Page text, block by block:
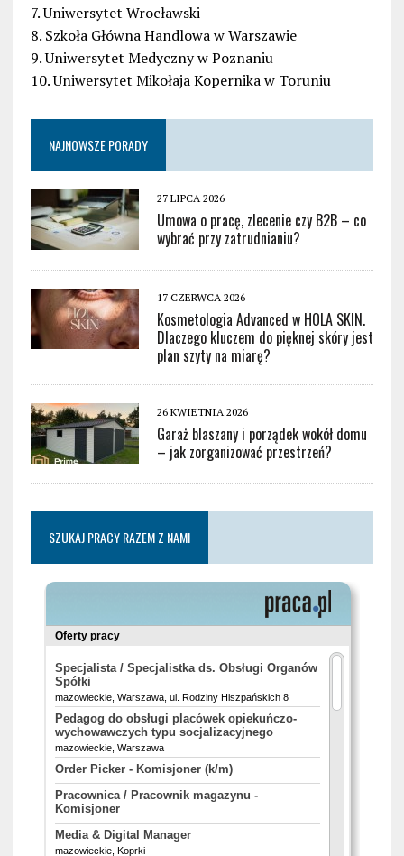
7. Uniwersytet Wrocławski
8. Szkoła Główna Handlowa w Warszawie
9. Uniwersytet Medyczny w Poznaniu
10. Uniwersytet Mikołaja Kopernika w Toruniu
NAJNOWSZE PORADY
27 LIPCA 2026
Umowa o pracę, zlecenie czy B2B – co
wybrać przy zatrudnianiu?
17 CZERWCA 2026
Kosmetologia Advanced w HOLA SKIN.
Dlaczego kluczem do pięknej skóry jest
plan szyty na miarę?
26 KWIETNIA 2026
Garaż blaszany i porządek wokół domu
– jak zorganizować przestrzeń?
SZUKAJ PRACY RAZEM Z NAMI